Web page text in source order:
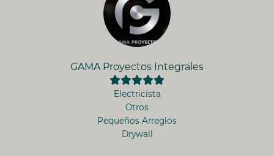
GAMA Proyectos Integrales
Electricista
Otros
Pequeños Arreglos
Drywall